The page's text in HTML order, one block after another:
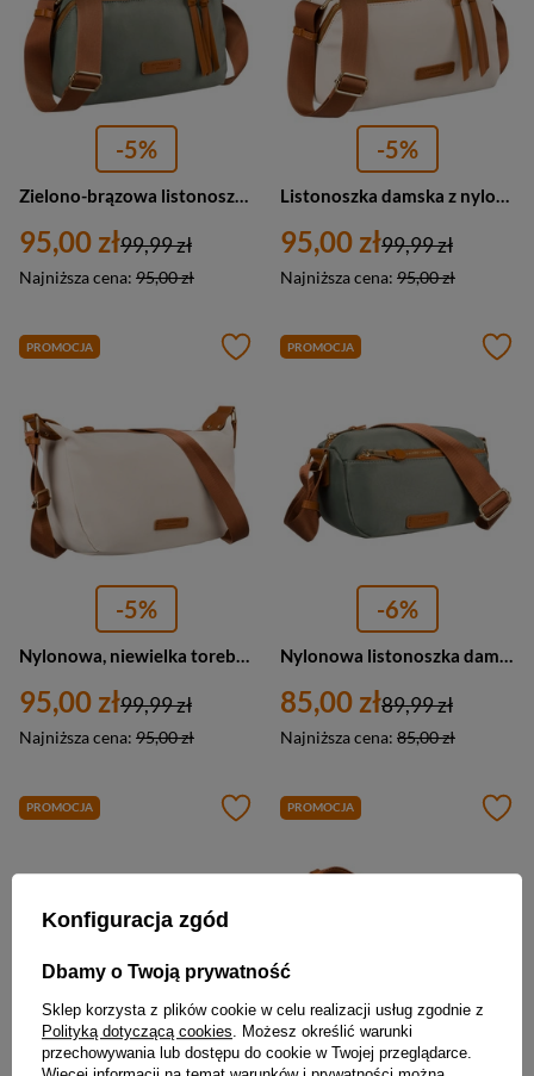
-5%
95,00 zł
Najniższa cena: 95,00 zł
99,99 zł
-5%
95,00 zł
Najniższa cena: 95,00 zł
99,99 zł
PROMOCJA
-5%
Nylonowa, niewielka torebka damska w brązowo-beżowym kolorze - Peterson
95,00 zł
Najniższa cena: 95,00 zł
99,99 zł
PROMOCJA
-6%
Nylonowa listonoszka damska w zielono-brązowym kolorze zawieszona na regulowanym pasku - Peterson
85,00 zł
Najniższa cena: 85,00 zł
89,99 zł
PROMOCJA
-6%
PROMOCJA
-5%
Konfiguracja zgód
Dbamy o Twoją prywatność
Sklep korzysta z plików cookie w celu realizacji usług zgodnie z
Polityką dotyczącą cookies . Możesz określić warunki
przechowywania lub dostępu do cookie w Twojej przeglądarce.